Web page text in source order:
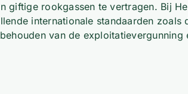
rookgassen te vertragen. Bij
internationale standaarden zoals
van de